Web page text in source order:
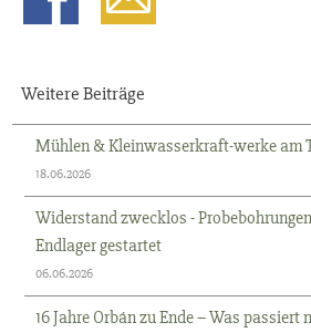
Weitere Beiträge
Mühlen & Kleinwasserkraft-werke am
18.06.2026
Widerstand zwecklos -
Endlager gestartet
06.06.2026
16 Jahre Orbán zu Ende – Was passiert